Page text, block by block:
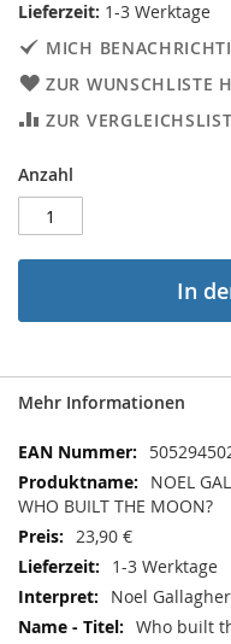
Lieferzeit: 1-3 Werktage
MICH
ZUR WUNSCHLISTE
ZUR
Anzahl
In
Mehr Informationen
Mehr
Informationen
NOEL
WHO BUILT THE MOON?
23,90 €
1-3 Werktage
Noel
Who built